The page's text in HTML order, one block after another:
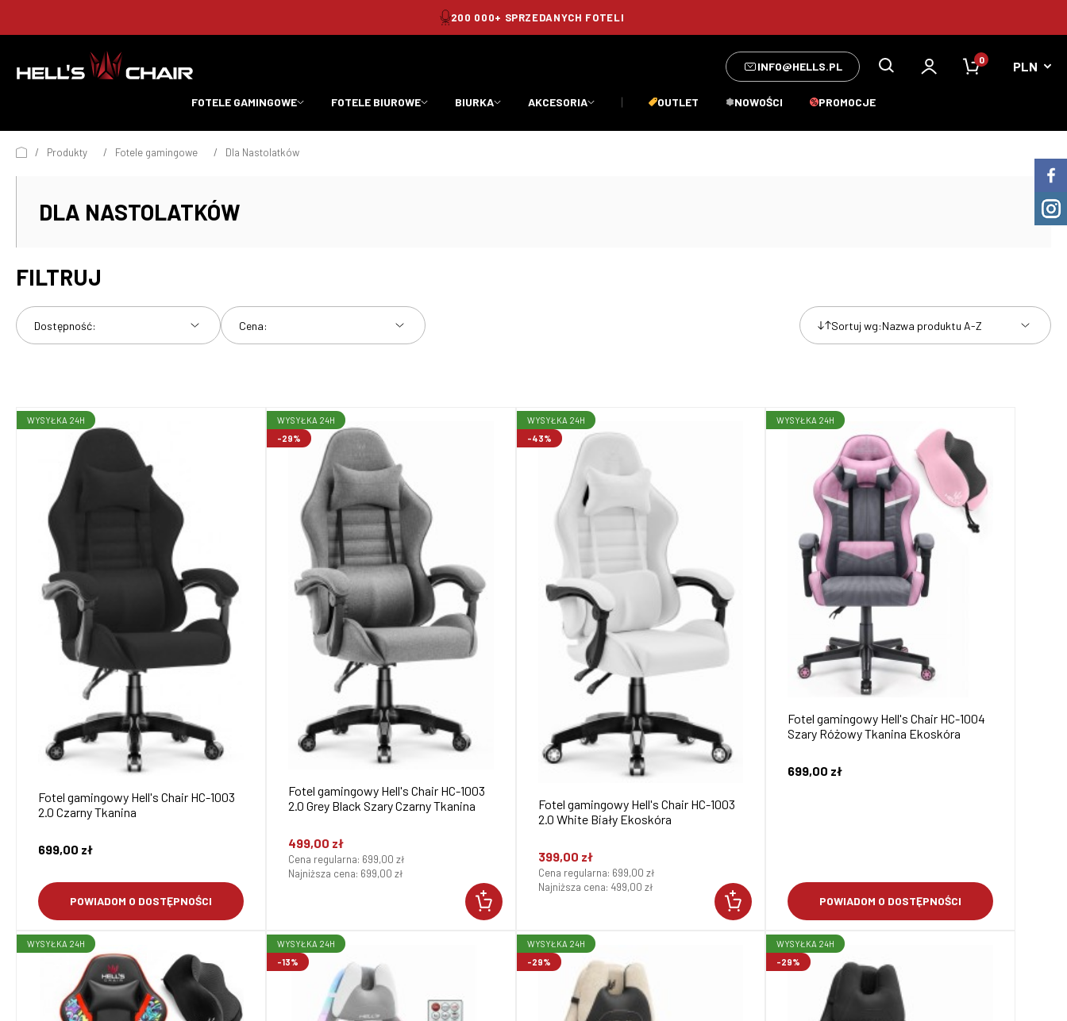
BEZPIECZNE I SZYBKIE TRANSAKCJE
FOTELE GAMINGOWE FOTELE BIUROWE BIURKA AKCESORIA OUTLET NOWOŚCI PROMOCJE
INFO@HELLS.PL 0
/ Produkty / Fotele gamingowe / Dla Nastolatków
DLA NASTOLATKÓW
FILTRUJ
Dostępność: Cena: Sortuj wg:Nazwa produktu A-Z
Fotel gamingowy Hell's Chair HC-1003
2.0 Czarny Tkanina
699,00 zł
POWIADOM O DOSTĘPNOŚCI
WYSYŁKA 24H
Fotel gamingowy Hell's Chair HC-1003
2.0 Grey Black Szary Czarny Tkanina
499,00 zł
Cena regularna: 699,00 zł
Najniższa cena: 699,00 zł
-29%
WYSYŁKA 24H
Fotel gamingowy Hell's Chair HC-1003
2.0 White Biały Ekoskóra
399,00 zł
Cena regularna: 699,00 zł
Najniższa cena: 499,00 zł
-43%
WYSYŁKA 24H
Fotel gamingowy Hell's Chair HC-1004
Szary Różowy Tkanina Ekoskóra
699,00 zł
POWIADOM O DOSTĘPNOŚCI
WYSYŁKA 24H
WYSYŁKA 24H
-13%
WYSYŁKA 24H
-29%
WYSYŁKA 24H
-29%
WYSYŁKA 24H